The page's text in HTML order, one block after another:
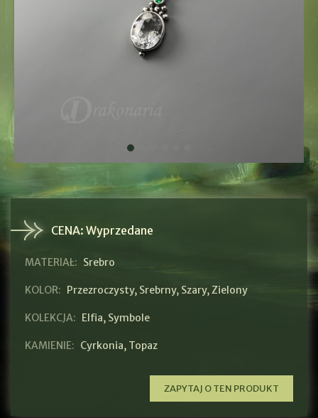
CENA: Wyprzedane
MATERIAŁ: Srebro
KOLOR: Przezroczysty, Srebrny, Szary,Zielony
KOLEKCJA: Elfia, Symbole
KAMIENIE: Cyrkonia, Topaz
ZAPYTAJ O TEN PRODUKT